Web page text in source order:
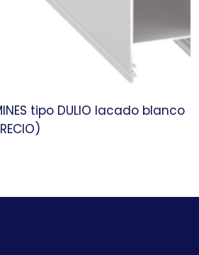
tipo DULIO lacado blanco